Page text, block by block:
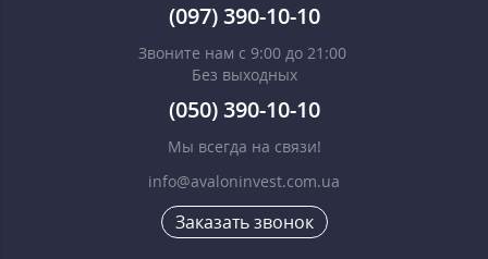
(097) 390-10-10
Звоните нам с 9:00 до 21:00
Без выходных
(050) 390-10-10
Мы всегда на связи!
info@avaloninvest.com.ua
Заказать звонок